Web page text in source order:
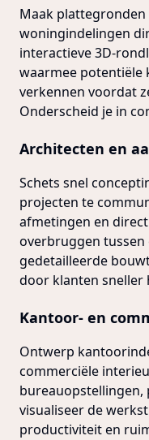
Maak
woningindelingen
interactieve 3D-
waarmee potentiële
verkennen voordat
Onderscheid je in
Architecten en
Schets snel
projecten te
afmetingen en
overbruggen tussen
gedetailleerde
door klanten sneller
Kantoor- en
Ontwerp
commerciële
bureauopstellingen,
visualiseer de
productiviteit en